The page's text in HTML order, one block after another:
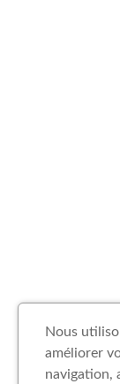
Nous
améliorer
navigation,